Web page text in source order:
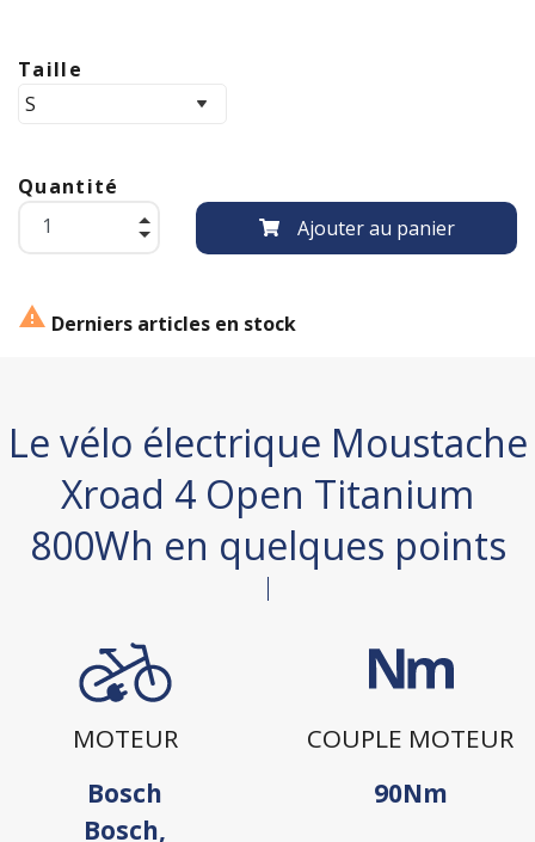
Taille
Quantité
Ajouter au panier
 Derniers articles en stock
Le vélo électrique Moustache
Xroad 4 Open Titanium
800Wh en quelques points
MOTEUR
Bosch
Bosch,
COUPLE MOTEUR
90Nm